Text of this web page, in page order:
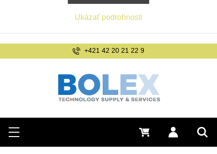
Hľadať
Menu Prihlásiť sa
0 €
+421 42 20 21 22 9
Ukázať podrobnosti